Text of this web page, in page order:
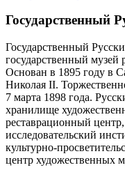
Государственный
Государственный
государственный музей
Основан в 1895 году в
Николая II.
7 марта 1898 года.
хранилище
реставрационный
исследовательский
культурно-
центр художественных